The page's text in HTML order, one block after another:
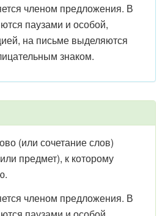
членом предложения. В
паузами и особой,
на письме выделяются
знаком.
(или сочетание слов)
предмет), к которому
членом предложения. В